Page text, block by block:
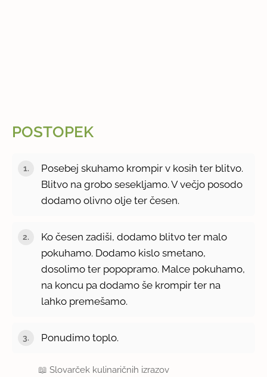
POSTOPEK
Posebej skuhamo krompir v kosih ter blitvo.
Blitvo na grobo sesekljamo. V večjo posodo
dodamo olivno olje ter česen.
Ko česen zadiši, dodamo blitvo ter malo
pokuhamo. Dodamo kislo smetano,
dosolimo ter popopramo. Malce pokuhamo,
na koncu pa dodamo še krompir ter na
lahko premešamo.
Ponudimo toplo.
📖Slovarček kulinaričnih izrazov